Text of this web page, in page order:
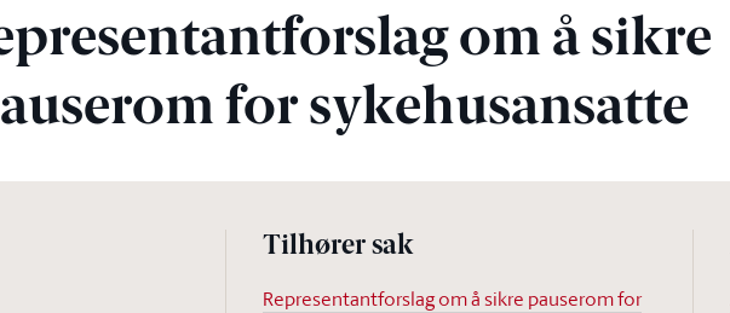
om å sikre
for sykehusansatte
Tilhører sak
Representantforslag om å sikre pauserom for